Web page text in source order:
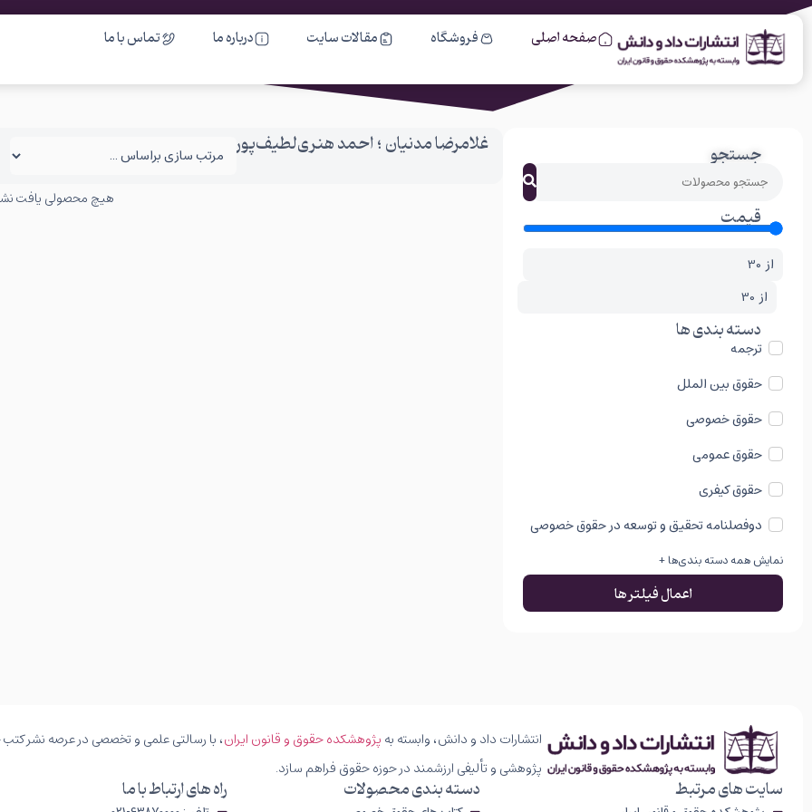
صفحه اصلی فروشگاه مقالات سایت درباره ما تماس با ما
جستجو
قیمت
از
از
دسته بندی ها
ترجمه
حقوق بین الملل
حقوق خصوصی
حقوق عمومی
حقوق کیفری
دوفصلنامه تحقیق و توسعه در حقوق خصوصی
نمایش همه دسته بندی‌ها +
اعمال فیلتر ها
غلامرضا مدنیان ؛ احمد هنری‌لطیف‌پور
هیچ محصولی یافت
انتشارات داد و دانش، وابسته بهپژوهشکده حقوق و قانون ایران، با رسالتی علمی و تخصصی در عرصه نشر
پژوهشی و تألیفی ارزشمند در حوزه حقوق فراهم سازد.
سایت های مرتبط دسته بندی محصولات راه های ارتباط با ما